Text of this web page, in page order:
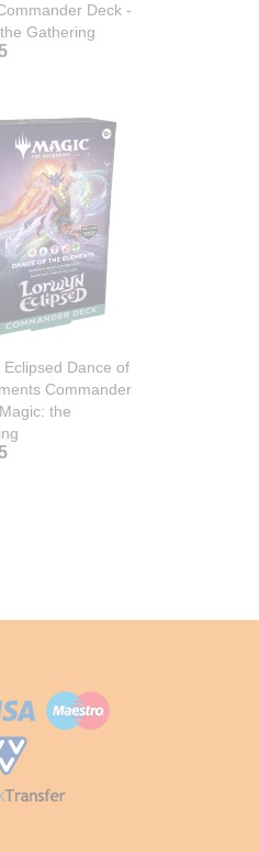
Deck -
Gathering
Eclipsed Dance of
Commander
the